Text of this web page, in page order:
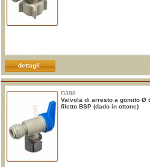
dettagli
D388
Valvola di arresto a gomito Ø
filetto BSP (dado in ottone)